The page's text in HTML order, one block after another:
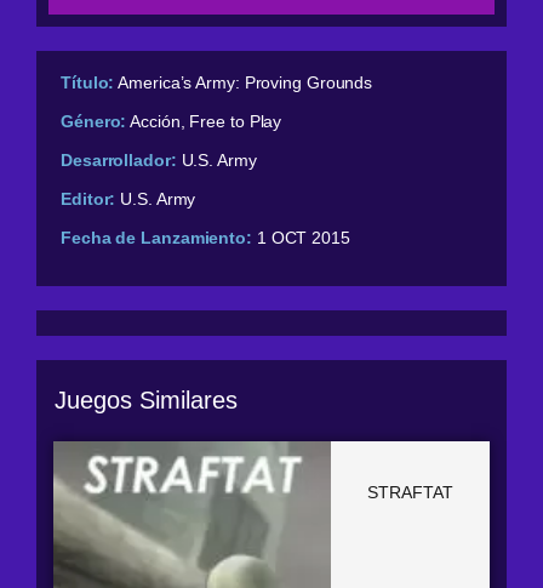
Título: America’s Army: Proving Grounds
Género: Acción, Free to Play
Desarrollador: U.S. Army
Editor: U.S. Army
Fecha de Lanzamiento: 1 OCT 2015
Juegos Similares
STRAFTAT